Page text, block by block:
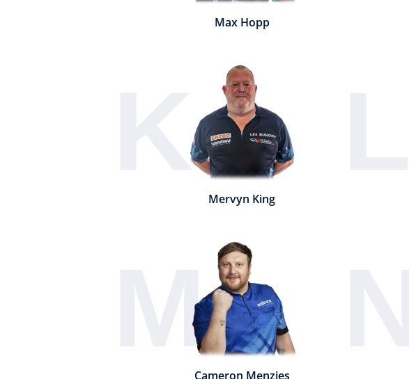
Max Hopp
K
Mervyn King
M
Cameron Menzies